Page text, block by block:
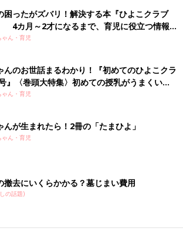
困ったがズバリ！解決する本『ひよこクラブ
4カ月～2才になるまで、育児に役立つ情報が
い！
ゃん・育児
んのお世話まるわかり！『初めてのひよこクラ
』〈巻頭大特集〉初めての授乳がうまくい
っぱい・ミルクの基本と夏のトラブル 解決テ
ゃん・育児
んが生まれたら！2冊の「たまひよ」
ゃん・育児
撤去にいくらかかる？墓じまい費用
の話題)